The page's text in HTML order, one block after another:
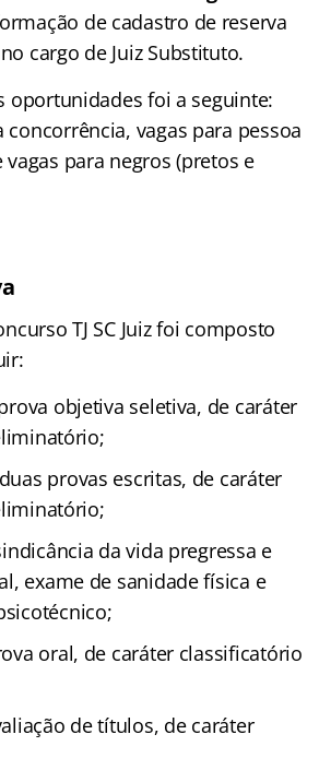
de cadastro de reserva
cargo de Juiz Substituto.
oportunidades foi a seguinte:
concorrência, vagas para pessoa
para negros (pretos e
TJ SC Juiz foi composto
objetiva seletiva, de caráter
provas escritas, de caráter
da vida pregressa e
exame de sanidade física e
oral, de caráter classificatório
de títulos, de caráter